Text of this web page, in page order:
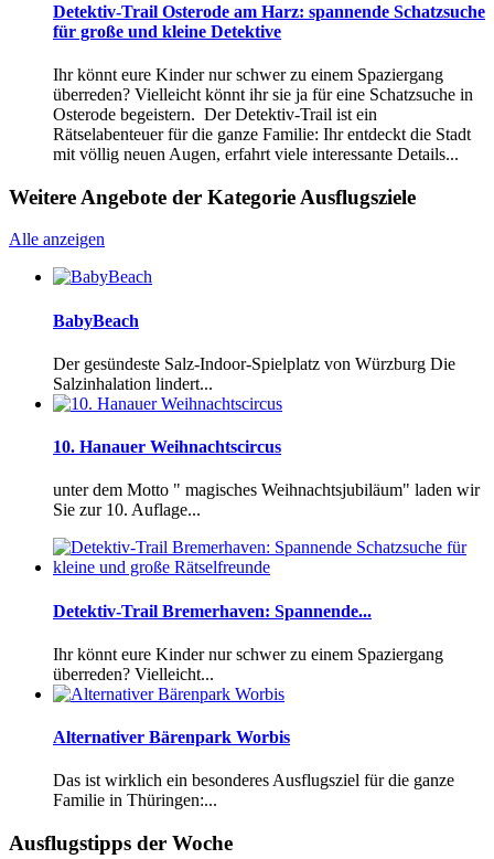
Detektiv-Trail Osterode am Harz: spannende Schatzsuche
für große und kleine Detektive
Ihr könnt eure Kinder nur schwer zu einem Spaziergang
überreden? Vielleicht könnt ihr sie ja für eine Schatzsuche in
Osterode begeistern. Der Detektiv-Trail ist ein
Rätselabenteuer für die ganze Familie: Ihr entdeckt die Stadt
mit völlig neuen Augen, erfahrt viele interessante Details...
Weitere Angebote der Kategorie Ausflugsziele
Alle anzeigen
BabyBeach
Der gesündeste Salz-Indoor-Spielplatz von Würzburg Die
Salzinhalation lindert...
10. Hanauer Weihnachtscircus
unter dem Motto " magisches Weihnachtsjubiläum" laden wir
Sie zur 10. Auflage...
Detektiv-Trail Bremerhaven: Spannende...
Ihr könnt eure Kinder nur schwer zu einem Spaziergang
überreden? Vielleicht...
Alternativer Bärenpark Worbis
Das ist wirklich ein besonderes Ausflugsziel für die ganze
Familie in Thüringen:...
Ausflugstipps der Woche